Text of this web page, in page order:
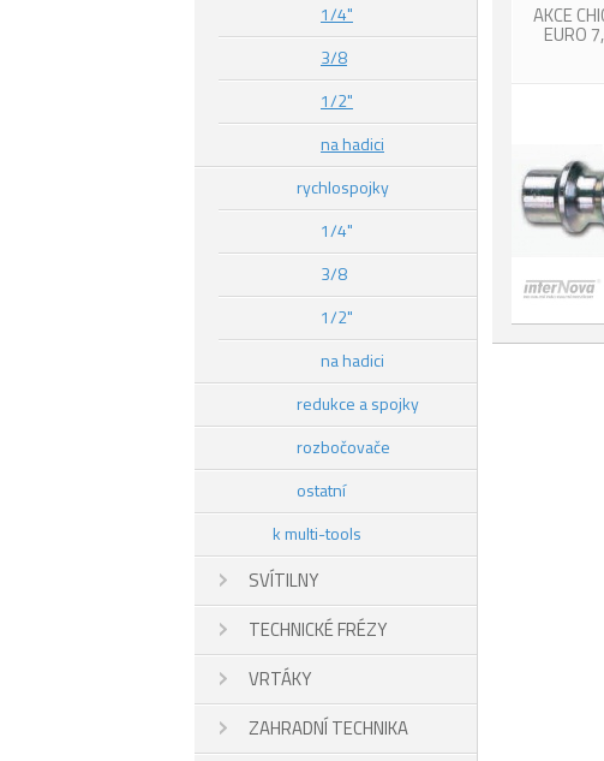
1/4"
3/8
1/2"
na hadici
rychlospojky
1/4"
3/8
1/2"
na hadici
redukce a spojky
rozbočovače
ostatní
k multi-tools
SVÍTILNY
TECHNICKÉ FRÉZY
VRTÁKY
ZAHRADNÍ TECHNIKA
AKCE
EURO